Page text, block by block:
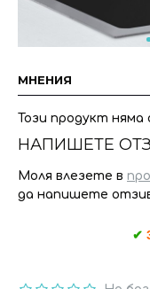
МНЕНИЯ
Този продукт няма
НАПИШЕТЕ
Моля влезете в
да напишете
✔︎